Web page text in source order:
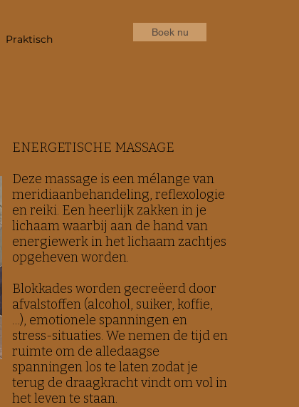
Praktisch
Boek nu
ENERGETISCHE MASSAGE
Deze massage is een mélange van
meridiaanbehandeling, reflexologie
en reiki. Een heerlijk zakken in je
lichaam waarbij aan de hand van
energiewerk in het lichaam zachtjes
opgeheven worden.
​Blokkades worden gecreëerd door
afvalstoffen (alcohol, suiker, koffie,
…), emotionele spanningen en
stress-situaties. We nemen de tijd en
ruimte om de alledaagse
spanningen los te laten zodat je
terug de draagkracht vindt om vol in
het leven te staan.